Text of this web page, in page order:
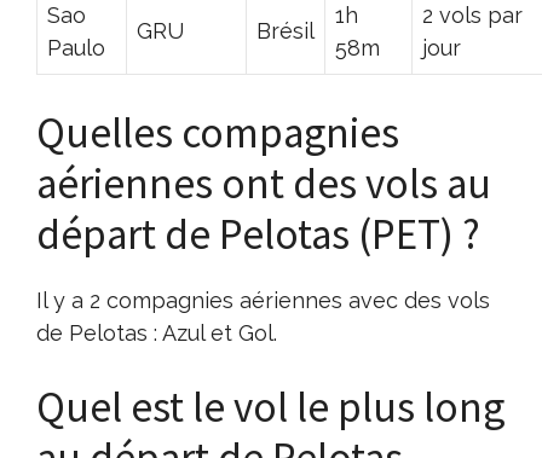
Sao
Paulo
GRU Brésil
1h
58m
2 vols par
jour
Quelles compagnies
aériennes ont des vols au
départ de Pelotas (PET) ?
Il y a 2 compagnies aériennes avec des vols
de Pelotas : Azul et Gol.
Quel est le vol le plus long